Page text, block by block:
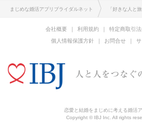
まじめな婚活アプリブライダルネット 「好きな人と
会社概要 利用規約
特定商取引
個人情報保護方針
お問合せ
恋愛と結婚をまじめに考える婚活
Copyright © IBJ Inc. All rights